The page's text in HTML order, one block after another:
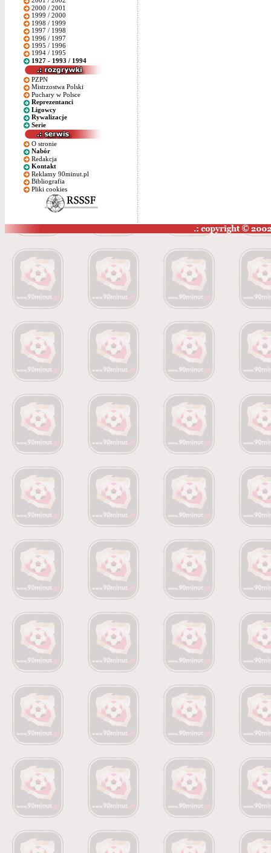
2000 / 2001
1999 / 2000
1998 / 1999
1997 / 1998
1996 / 1997
1995 / 1996
1994 / 1995
1927 - 1993 / 1994
PZPN
Mistrzostwa Polski
Puchary w Polsce
Reprezentanci
Ligowcy
Rywalizacje
Serie
O stronie
Nabór
Redakcja
Kontakt
Reklamy 90minut.pl
Bibliografia
Pliki cookies